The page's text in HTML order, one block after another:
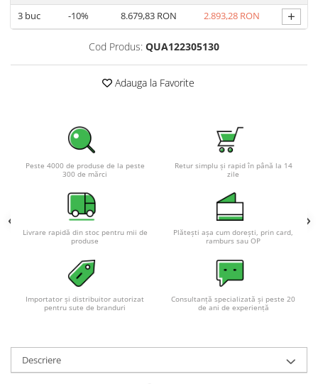
electrice
Accesorii
Turbine eoliene pentru casă
Baterii si acumulatori AGM VRLA
Acumulatori Moto, ATV
Li-Ion
Deep Cycle - Tractiune/Semi-
Marine & Caravan
Pachete acumulatori VRLA
Sisteme de management (BMS)
3 buc -10% 8.679,83 RON 2.893,28 RON +
Cod Produs: QUA122305130
Adauga la Favorite
Peste 4000 de produse de la peste
300 de mărci
Retur simplu și rapid în până la 14
zile
Livrare rapidă din stoc pentru mii de
produse
Plătești așa cum dorești, prin card,
ramburs sau OP
Importator și distribuitor autorizat
pentru sute de branduri
Consultanță specializată și peste 20
de ani de experiență
Descriere